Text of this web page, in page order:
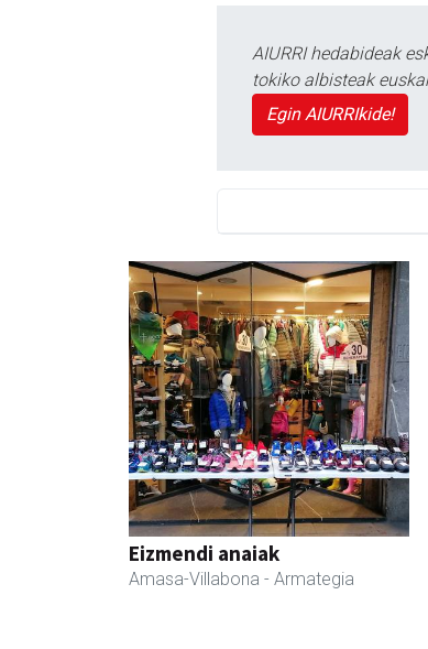
AIURRI hedabideak
tokiko albisteak
Egin AIURRIkide!
Eizmendi anaiak
Amasa-Villabona - Armategia